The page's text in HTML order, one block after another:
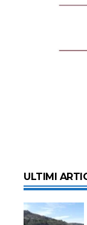
ULTIMI